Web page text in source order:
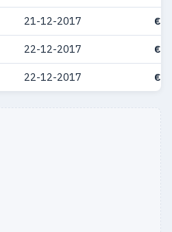
21-12-2017 €
22-12-2017 €
22-12-2017 €